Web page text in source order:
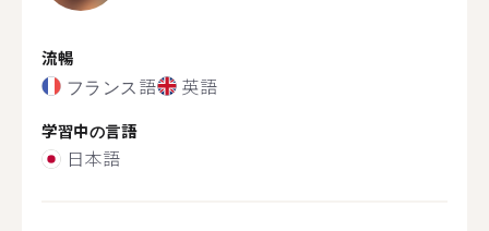
流暢
フランス語 英語
学習中の言語
日本語